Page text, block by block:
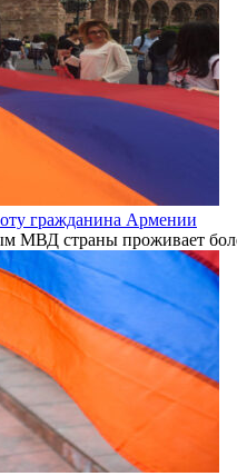
гражданина Армении
МВД страны проживает